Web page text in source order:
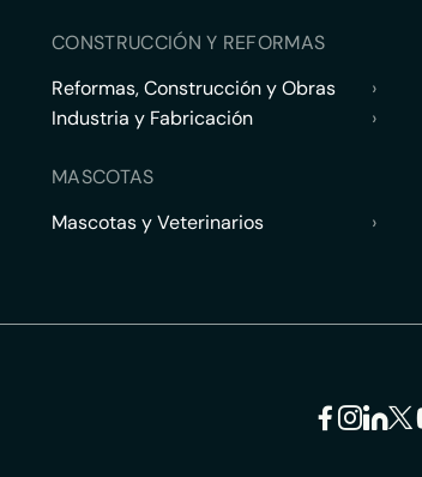
CONSTRUCCIÓN Y REFORMAS
Reformas, Construcción y Obras
›
Industria y Fabricación
›
MASCOTAS
Mascotas y Veterinarios
›